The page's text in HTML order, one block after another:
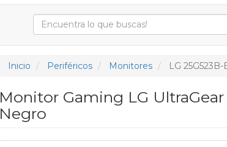
Inicio Periféricos Monitores LG 25G523B-
Monitor Gaming LG
Negro